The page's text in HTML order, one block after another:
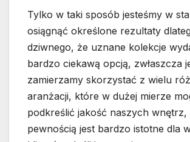
Tylko w taki sposób jesteśmy w
osiągnąć określone rezultaty
dziwnego, że uznane kolekcje
bardzo ciekawą opcją, zwłaszcza
zamierzamy skorzystać z wielu
aranżacji, które w dużej mierze
podkreślić jakość naszych wnętrz,
pewnością jest bardzo istotne dla